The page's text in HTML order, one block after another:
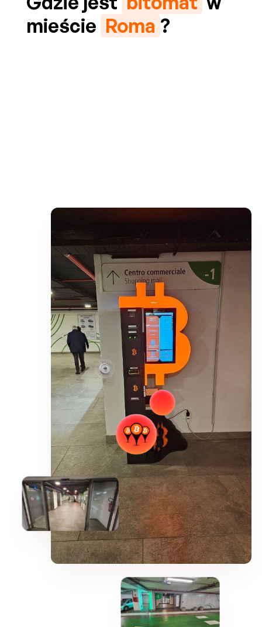
mieście Roma ?